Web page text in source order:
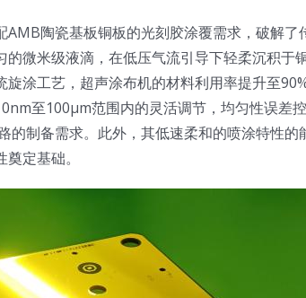
陶瓷基板铜板的光刻胶涂覆需求，破解了
微米级液滴，在低压气流引导下轻柔沉积于
涂工艺，超声涂布机的材料利用率提升至
至100μm范围内的灵活调节，均匀性误差
制备需求。此外，其低速柔和的喷涂特性的
定基础。